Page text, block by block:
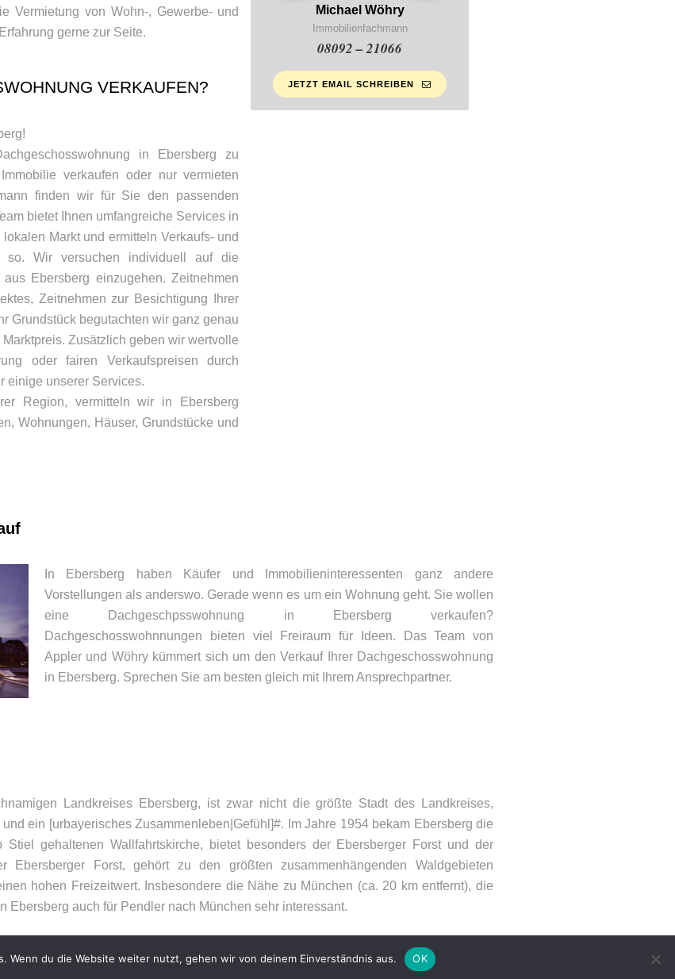
Vermietung von Wohn-, Gewerbe- und
gerne zur Seite.
VERKAUFEN?
in Ebersberg zu
verkaufen oder nur vermieten
finden wir für Sie den passenden
bietet Ihnen umfangreiche Services in
Markt und ermitteln Verkaufs- und
so. Wir versuchen individuell auf die
Ebersberg einzugehen. Zeitnehmen
Zeitnehmen zur Besichtigung Ihrer
Grundstück begutachten wir ganz genau
Zusätzlich geben wir wertvolle
oder fairen Verkaufspreisen durch
einige unserer Services.
Region, vermitteln wir in Ebersberg
Wohnungen, Häuser, Grundstücke und
Michael Wöhry
Immobilienfachmann
08092 – 21066
JETZT EMAIL SCHREIBEN
In Ebersberg haben Käufer und Immobilieninteressenten ganz andere
Vorstellungen als anderswo. Gerade wenn es um ein Wohnung geht. Sie wollen
eine Dachgeschpsswohnung in Ebersberg verkaufen?
Dachgeschosswohnnungen bieten viel Freiraum für Ideen. Das Team von
Appler und Wöhry kümmert sich um den Verkauf Ihrer Dachgeschosswohnung
in Ebersberg. Sprechen Sie am besten gleich mit Ihrem Ansprechpartner.
Landkreises Ebersberg, ist zwar nicht die größte Stadt des Landkreises,
ein [urbayerisches Zusammenleben|Gefühl]#. Im Jahre 1954 bekam Ebersberg die
Stiel gehaltenen Wallfahrtskirche, bietet besonders der Ebersberger Forst und der
Ebersberger Forst, gehört zu den größten zusammenhängenden Waldgebieten
hohen Freizeitwert. Insbesondere die Nähe zu München (ca. 20 km entfernt), die
Ebersberg auch für Pendler nach München sehr interessant.
Bahnhofstr. 4
85560 Ebersberg
E-Mail:info@woehry.immo
+ Wöhry Immobilien –Datenschutzerklärung– Impressum–Sitemap
Wenn du die Website weiter nutzt, gehen wir von deinem Einverständnis aus. OK